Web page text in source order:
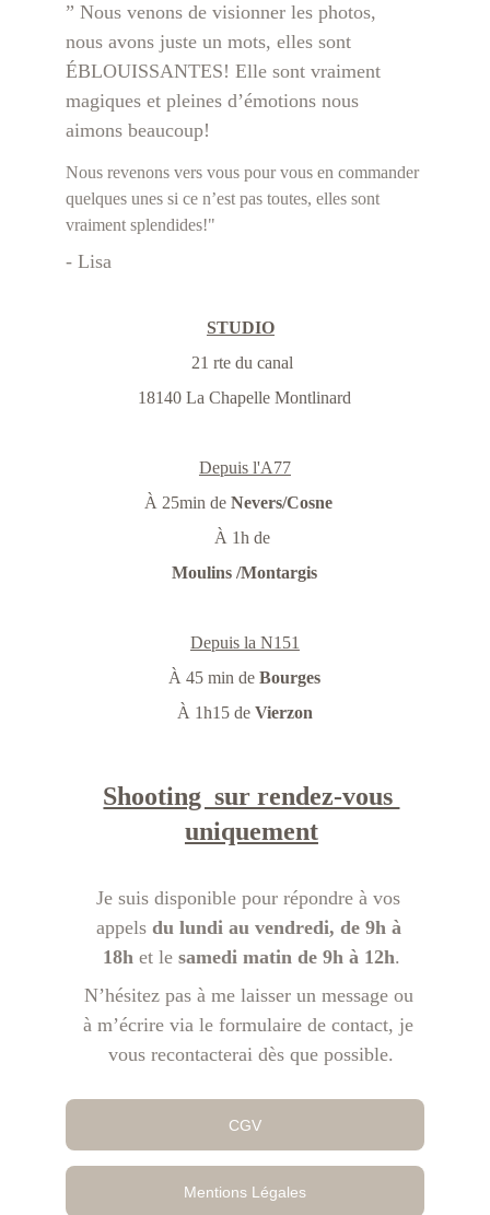
” Nous venons de visionner les photos,
nous avons juste un mots, elles sont
ÉBLOUISSANTES! Elle sont vraiment
magiques et pleines d’émotions nous
aimons beaucoup!
Nous revenons vers vous pour vous en commander
quelques unes si ce n’est pas toutes, elles sont
vraiment splendides!"
- Lisa
STUDIO
21 rte du canal
18140 La Chapelle Montlinard
Depuis l'A77
À 25min de Nevers/Cosne
À 1h de
Moulins /Montargis
Depuis la N151
À 45 min de Bourges
À 1h15 de Vierzon
CGV
Mentions Légales
Shooting  sur rendez-vous
uniquement
Je suis disponible pour répondre à vos
appels du lundi au vendredi, de 9h à
18h et le samedi matin de 9h à 12h.
N’hésitez pas à me laisser un message ou
à m’écrire via le formulaire de contact, je
vous recontacterai dès que possible.